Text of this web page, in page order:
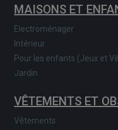
MAISONS ET
Electroménager
Intérieur
Pour les enfants (Jeux et
Jardin
VÊTEMENTS ET
Vêtements